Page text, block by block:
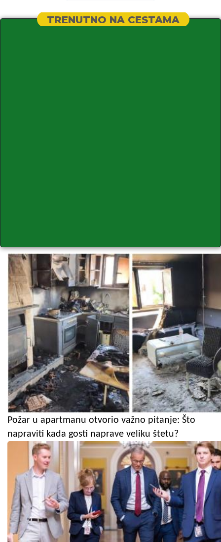
TRENUTNO NA CESTAMA
Požar u apartmanu otvorio važno pitanje: Što
napraviti kada gosti naprave veliku štetu?